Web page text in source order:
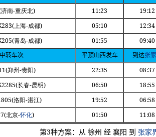
济南-重庆北) 11:23
19:12
上海-成都) 05:10
12:34
青岛-成都) 01:55 09:40
中转车次 平顶山西发车 到达张
郑州-贵阳) 22:35
08:37
长春-昆明) 06:50
18:55
洛阳-湛江) 19:52
06:58
北京-怀化) 01:50 11:08
第3种方案：从 徐州 经 襄阳 到 张家